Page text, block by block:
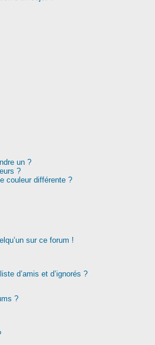
un ?
?
couleur différente ?
sur ce forum !
d’amis et d’ignorés ?
?